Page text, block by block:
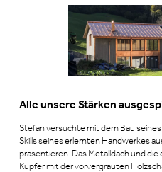
Alle unsere Stärken
Stefan versuchte mit dem Bau
Skills seines erlernten Handwerkes
präsentieren. Das Metalldach und
Kupfer mit der vorvergrauten